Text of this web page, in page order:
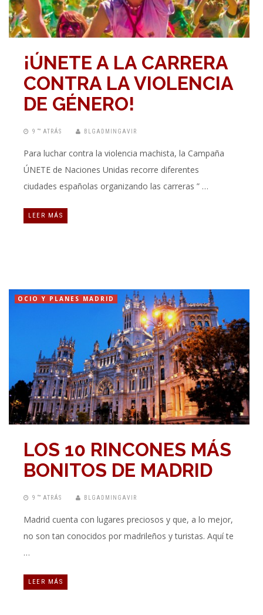
¡ÚNETE A LA CARRERA
CONTRA LA VIOLENCIA
DE GÉNERO!
9 “” ATRÁS BLGADMINGAVIR
Para luchar contra la violencia machista, la Campaña
ÚNETE de Naciones Unidas recorre diferentes
ciudades españolas organizando las carreras ” …
LEER MÁS
OCIO Y PLANES MADRID
LOS 10 RINCONES MÁS
BONITOS DE MADRID
9 “” ATRÁS BLGADMINGAVIR
Madrid cuenta con lugares preciosos y que, a lo mejor,
no son tan conocidos por madrileños y turistas. Aquí te
…
LEER MÁS